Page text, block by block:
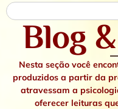
Blog
Nesta seção você
produzidos a partir da
atravessam a
oferecer leituras